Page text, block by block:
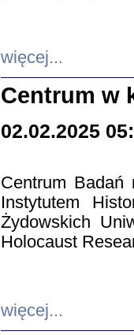
więcej...
Centrum w
02.02.2025
Centrum Badań
Instytutem
Żydowskich
Holocaust
więcej...